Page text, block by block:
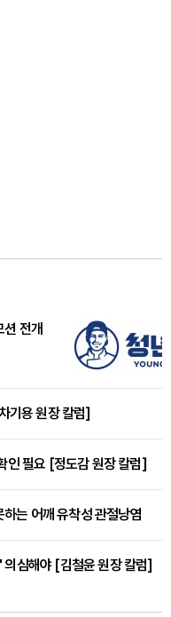
전개
기용 원장 칼럼]
인 필요 [정도감 원장 칼럼]
는 어깨 유착성 관절낭염
심해야 [김철윤 원장 칼럼]